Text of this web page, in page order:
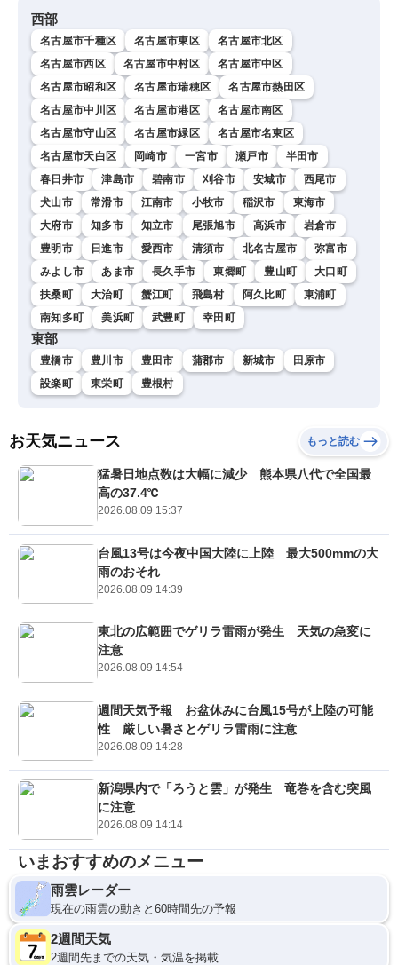
西部
名古屋市千種区 名古屋市東区
名古屋市北区
名古屋市西区
名古屋市中村区
名古屋市中区
名古屋市昭和区
名古屋市瑞穂区
名古屋市熱田区
名古屋市中川区
名古屋市港区
名古屋市南区
名古屋市守山区
名古屋市緑区
名古屋市名東区
名古屋市天白区
岡崎市 一宮市 瀬戸市
半田市
春日井市
津島市 碧南市 刈谷市 安城市
西尾市
犬山市
常滑市 江南市 小牧市 稲沢市
東海市
大府市
知多市 知立市 尾張旭市 高浜市
岩倉市
豊明市
日進市 愛西市 清須市 北名古屋市
弥富市
みよし市
あま市 長久手市 東郷町 豊山町
大口町
扶桑町
大治町 蟹江町 飛島村 阿久比町
東浦町
南知多町
美浜町 武豊町 幸田町
東部
豊橋市 豊川市 豊田市 蒲郡市 新城市
田原市
設楽町
東栄町 豊根村
お天気ニュース もっと読む
猛暑日地点数は大幅に減少 熊本県八代で全国最
高の37.4℃
2026.08.09 15:37
台風13号は今夜中国大陸に上陸 最大500mmの大
雨のおそれ
2026.08.09 14:39
東北の広範囲でゲリラ雷雨が発生 天気の急変に
注意
2026.08.09 14:54
週間天気予報 お盆休みに台風15号が上陸の可能
性 厳しい暑さとゲリラ雷雨に注意
2026.08.09 14:28
新潟県内で「ろうと雲」が発生 竜巻を含む突風
に注意
2026.08.09 14:14
いまおすすめのメニュー
雨雲レーダー
現在の雨雲の動きと60時間先の予報
2週間天気
2週間先までの天気・気温を掲載